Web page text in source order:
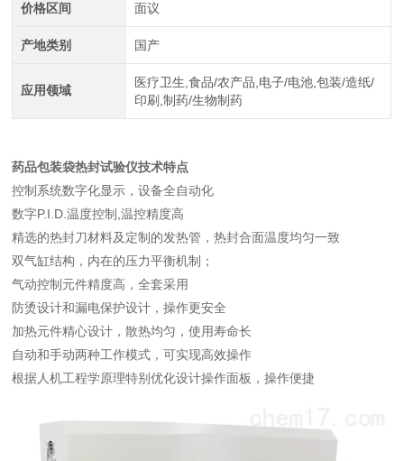
价格区间 面议
产地类别 国产
应用领域
医疗卫生,食品/农产品,电子/电池,包装/造纸/
印刷,制药/生物制药
药品包装袋热封试验仪技术特点
控制系统数字化显示，设备全自动化
数字P.I.D.温度控制,温控精度高
精选的热封刀材料及定制的发热管，热封合面温度均匀一致
双气缸结构，内在的压力平衡机制；
气动控制元件精度高，全套采用
防烫设计和漏电保护设计，操作更安全
加热元件精心设计，散热均匀，使用寿命长
自动和手动两种工作模式，可实现高效操作
根据人机工程学原理特别优化设计操作面板，操作便捷